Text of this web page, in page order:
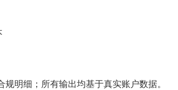
明细；所有输出均基于真实账户数据。